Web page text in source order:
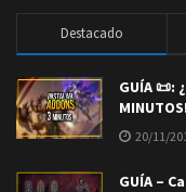
Destacado
GUÍA 📜:
20/11/
GUÍA –